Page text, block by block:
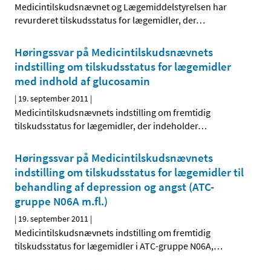
Medicintilskudsnævnet og Lægemiddelstyrelsen har
revurderet tilskudsstatus for lægemidler, der…
Høringssvar på Medicintilskudsnævnets
indstilling om tilskudsstatus for lægemidler
med indhold af glucosamin
| 19. september 2011 |
Medicintilskudsnævnets indstilling om fremtidig
tilskudsstatus for lægemidler, der indeholder…
Høringssvar på Medicintilskudsnævnets
indstilling om tilskudsstatus for lægemidler til
behandling af depression og angst (ATC-
gruppe N06A m.fl.)
| 19. september 2011 |
Medicintilskudsnævnets indstilling om fremtidig
tilskudsstatus for lægemidler i ATC-gruppe N06A,…